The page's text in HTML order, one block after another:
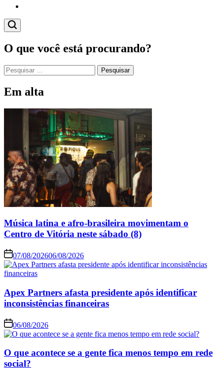
O que você está procurando?
Em alta
Música latina e afro-brasileira movimentam o
Centro de Vitória neste sábado (8)
07/08/202606/08/2026
Apex Partners afasta presidente após identificar
inconsistências financeiras
06/08/2026
O que acontece se a gente fica menos tempo em rede
social?